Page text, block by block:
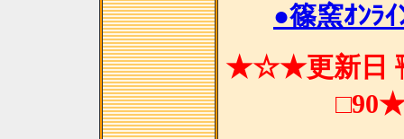
●篠窯ｵﾝﾗｲ
★☆★更新日